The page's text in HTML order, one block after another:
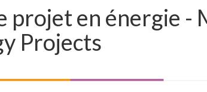
projet en énergie -
Projects